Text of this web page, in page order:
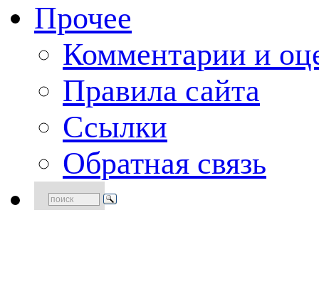
Прочее
Комментарии и
Правила сайта
Ссылки
Обратная связь